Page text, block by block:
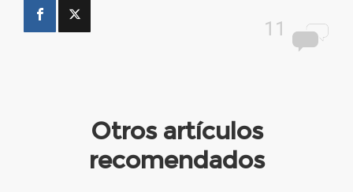
11
Otros artículos
recomendados